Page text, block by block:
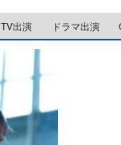
M
u
t
TV出演 ドラマ出演